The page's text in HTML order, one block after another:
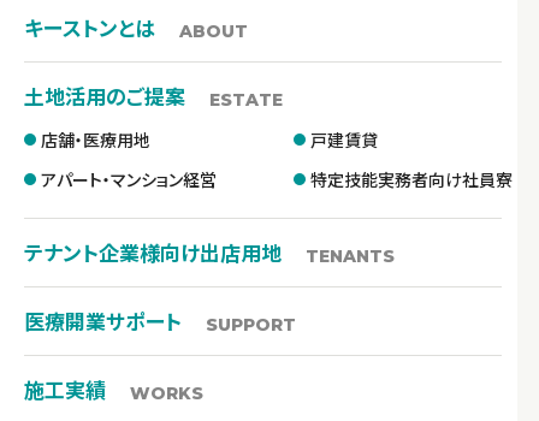
キーストンとは ABOUT
土地活用のご提案 ESTATE
店舗・医療用地
戸建賃貸
アパート・マンション経営
特定技能実務者向け社員寮
テナント企業様向け出店用地 TENANTS
医療開業サポート SUPPORT
施工実績 WORKS